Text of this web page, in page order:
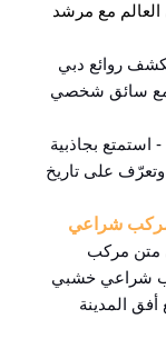
العالم مع مرشد
روائع دبي
مع سائق شخصي
- استمتع بجاذبية
على تاريخ
مركب شراعي
متن مركب
شراعي خشبي
المدينة